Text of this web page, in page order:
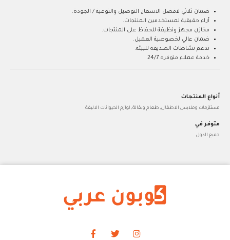
ضمان ثلاثي لافضل الاسعار, التوصيل والنوعية / الجودة.
أراء حقيقية لمستخدمين المنتجات.
مخازن مجهز ونظيفة للحفاظ على المنتجات.
ضمان عالي لخصوصية العميل.
تدعم نشاطات الصديقة للبيئة.
خدمة عملاء متوفره 24/7
أنواع المنتجات
مستلزمات وملابس الاطفال, طعام وبقالة, لوازم الحيوانات الاليفة
متوفر في
جميع الدول